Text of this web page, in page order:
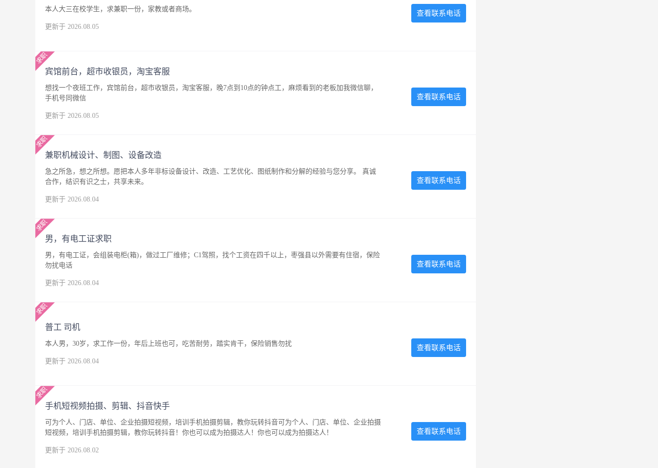
本人大三在校学生，求兼职一份，家教或者商场。
更新于 2026.08.05
查看联系电话
宾馆前台，超市收银员，淘宝客服
想找一个夜班工作，宾馆前台，超市收银员，淘宝客服，晚7点到10点的钟点工，麻烦看到的老板加我微信聊，
手机号同微信
更新于 2026.08.05
查看联系电话
兼职机械设计、制图、设备改造
急之所急，想之所想。愿把本人多年非标设备设计、改造、工艺优化、图纸制作和分解的经验与您分享。 真诚
合作，结识有识之士，共享未来。
更新于 2026.08.04
查看联系电话
男，有电工证求职
男，有电工证，会组装电柜(箱)，做过工厂维修；C1驾照，找个工资在四千以上，枣强县以外需要有住宿，保险
勿扰电话
更新于 2026.08.04
查看联系电话
普工 司机
本人男，30岁，求工作一份，年后上班也可，吃苦耐劳，踏实肯干，保险销售勿扰
更新于 2026.08.04
查看联系电话
手机短视频拍摄、剪辑、抖音快手
可为个人、门店、单位、企业拍摄短视频，培训手机拍摄剪辑，教你玩转抖音可为个人、门店、单位、企业拍摄
短视频，培训手机拍摄剪辑，教你玩转抖音！你也可以成为拍摄达人！你也可以成为拍摄达人！
更新于 2026.08.02
查看联系电话